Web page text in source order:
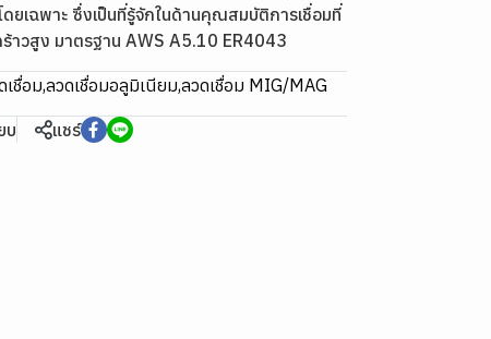
ดยเฉพาะ ซึ่งเป็นที่รู้จักในด้านคุณสมบัติการเชื่อมที่
าวสูง มาตรฐาน AWS A5.10 ER4043
เชื่อม,ลวดเชื่อมอลูมิเนียม,ลวดเชื่อม MIG/MAG
บ แชร์